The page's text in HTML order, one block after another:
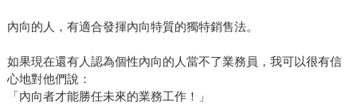
內向的人，有適合發揮內向特質的獨特銷售法。
如果現在還有人認為個性內向的人當不了業務員，我可以很有信
心地對他們說：
「內向者才能勝任未來的業務工作！」